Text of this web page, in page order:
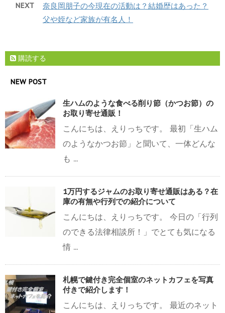
NEXT
奈良岡朋子の今現在の活動は？結婚歴はあった？
父や姪など家族が有名人！
購読する
NEW POST
生ハムのような食べる削り節（かつお節）の
お取り寄せ通販！
こんにちは、えりっちです。 最初「生ハム
のようなかつお節」と聞いて、一体どんな
も ...
1万円するジャムのお取り寄せ通販はある？在
庫の有無や行列での紹介について
こんにちは、えりっちです。 今日の「行列
のできる法律相談所！」でとても気になる
情 ...
札幌で鍵付き完全個室のネットカフェを写真
付きで紹介します！
こんにちは、えりっちです。 最近のネット